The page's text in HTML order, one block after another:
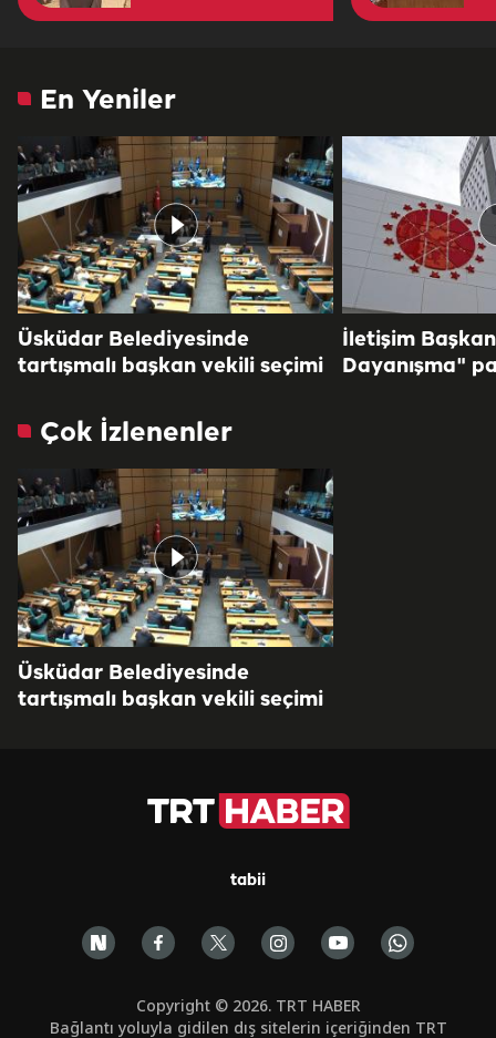
En Yeniler
Üsküdar Belediyesinde
tartışmalı başkan vekili seçimi
İletişim
Dayanışma"
Çok İzlenenler
Üsküdar Belediyesinde
tartışmalı başkan vekili seçimi
tabii
Copyright © 2026. TRT HABER
Bağlantı yoluyla gidilen dış sitelerin içeriğinden TRT